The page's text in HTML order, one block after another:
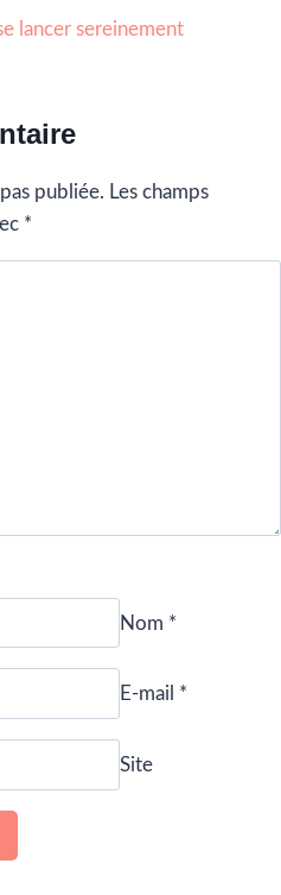
lancer sereinement
publiée. Les champs
*
Nom *
E-mail *
Site